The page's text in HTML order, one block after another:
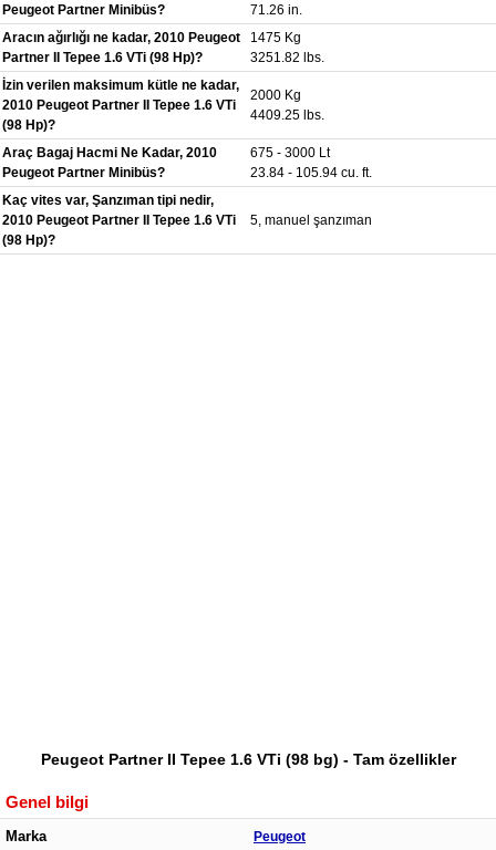
Peugeot Partner Minibüs?
71.26 in.
Aracın ağırlığı ne kadar, 2010 Peugeot
Partner II Tepee 1.6 VTi (98 Hp)?
1475 Kg
3251.82 lbs.
İzin verilen maksimum kütle ne kadar,
2010 Peugeot Partner II Tepee 1.6 VTi
(98 Hp)?
2000 Kg
4409.25 lbs.
Araç Bagaj Hacmi Ne Kadar, 2010
Peugeot Partner Minibüs?
675 - 3000 Lt
23.84 - 105.94 cu. ft.
Kaç vites var, Şanzıman tipi nedir,
2010 Peugeot Partner II Tepee 1.6 VTi
(98 Hp)?
5, manuel şanzıman
Peugeot Partner II Tepee 1.6 VTi (98 bg) - Tam özellikler
Genel bilgi
Marka Peugeot